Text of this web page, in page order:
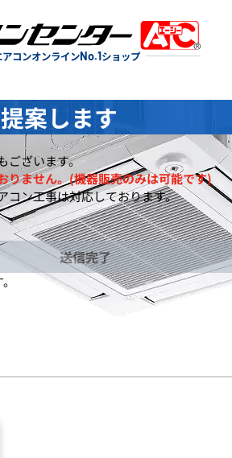
コンオンラインNo.1ショップ
案します
ございます。
りません。(機器販売のみは可能です)
コン工事は対応しております。
送信完了